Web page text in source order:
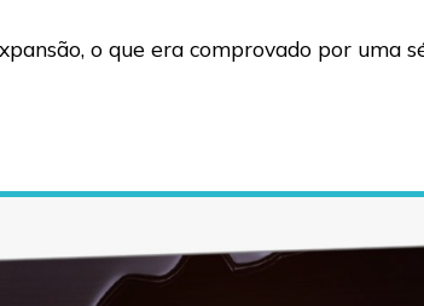
o que era comprovado por uma